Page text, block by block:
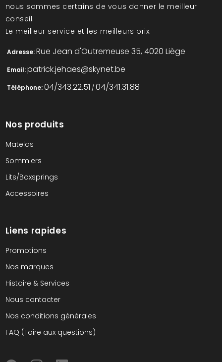
nous sommes certains de vous donner le meilleur
conseil.
Le meilleur service et les meilleurs prix.
Adresse: Rue Jean d'Outremeuse 35, 4020 Liège
Email: patrick.jehaes@skynet.be
Téléphone: 04/343.22.51 /04/341.31.88
Nos produits
Matelas
Sommiers
Lits/Boxsprings
Accessoires
Liens rapides
Promotions
Nos marques
Histoire & Services
Nous contacter
Nos conditions générales
FAQ (Foire aux questions)